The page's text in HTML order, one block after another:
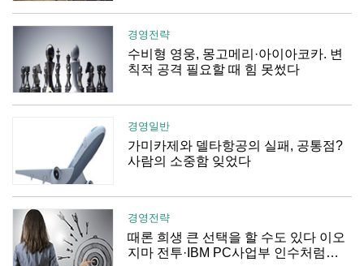
경영전략
수비형 영웅, 몽고메리·아이아코카. 변
칙적 공격 필요할 때 힘 못썼다
경영일반
가미카제와 델타항공의 실패, 공통점?
사람의 소중함 잊었다
경영전략
때론 희생 큰 선택을 할 수도 있다 이오
지마 전투·IBM PC사업부 인수처럼…